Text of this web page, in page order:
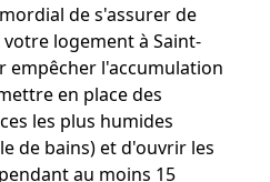
de s'assurer de
logement à Saint-
empêcher l'accumulation
en place des
les plus humides
de bains) et d'ouvrir les
au moins 15